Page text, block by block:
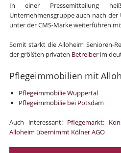
In einer Pressemitteilung
Unternehmensgruppe auch nach
unter der CMS-Marke weiterführen
Somit stärkt die Alloheim Senioren-
der größten privaten Betreiberim
Pflegeimmobilien mit
Pflegeimmobilie Wuppertal
Pflegeimmobilie bei Potsdam
Auch interessant: Pflegemarkt:
Alloheim übernimmt Kölner AGO